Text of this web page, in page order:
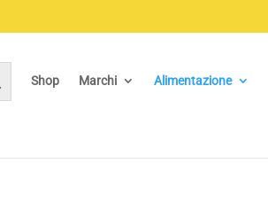
Shop Marchi Alimentazione